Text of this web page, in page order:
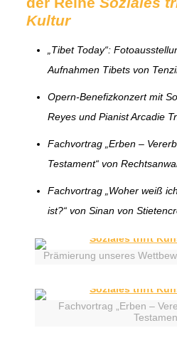
Kultur
„Tibet Today“:
Aufnahmen Tibets von
Opern-Benefizkonzert mit
Reyes und Pianist Arcadie
Fachvortrag „Erben –
Testament“ von
Fachvortrag „Woher weiß
ist?“ von Sinan von
Prämierung unseres
Fachvortrag „Erben –